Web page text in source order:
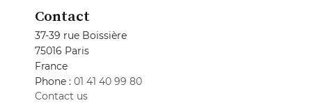
Contact
37-39 rue Boissière
75016 Paris
France
Phone : 01 41 40 99 80
Contact us